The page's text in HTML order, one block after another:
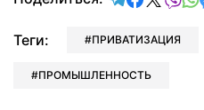
Теги: ПРИВАТИЗАЦИЯ
ПРОМЫШЛЕННОСТЬ